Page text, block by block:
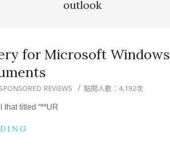
outlook
for Microsoft Windows
SPONSORED REVIEWS 點閱人數：4,192次
that titled “**UR